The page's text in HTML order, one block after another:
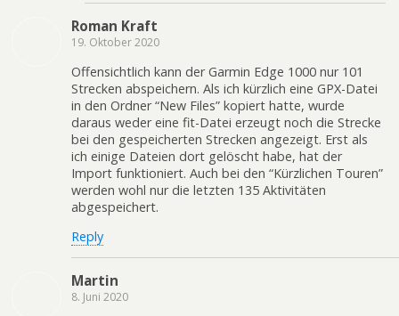
Roman Kraft
19. Oktober 2020
Offensichtlich kann der Garmin Edge 1000 nur 101
Strecken abspeichern. Als ich kürzlich eine GPX-Datei
in den Ordner “New Files” kopiert hatte, wurde
daraus weder eine fit-Datei erzeugt noch die Strecke
bei den gespeicherten Strecken angezeigt. Erst als
ich einige Dateien dort gelöscht habe, hat der
Import funktioniert. Auch bei den “Kürzlichen Touren”
werden wohl nur die letzten 135 Aktivitäten
abgespeichert.
Reply
Martin
8. Juni 2020